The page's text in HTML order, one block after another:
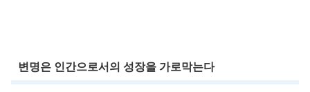
변명은 인간으로서의 성장을 가로막는다